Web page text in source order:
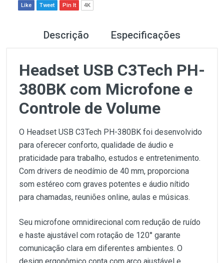
Like Tweet Pin It 4K
Descrição Especificações
Headset USB C3Tech PH-
380BK com Microfone e
Controle de Volume
O Headset USB C3Tech PH-380BK foi desenvolvido
para oferecer conforto, qualidade de áudio e
praticidade para trabalho, estudos e entretenimento.
Com drivers de neodímio de 40 mm, proporciona
som estéreo com graves potentes e áudio nítido
para chamadas, reuniões online, aulas e músicas.
Seu microfone omnidirecional com redução de ruído
e haste ajustável com rotação de 120° garante
comunicação clara em diferentes ambientes. O